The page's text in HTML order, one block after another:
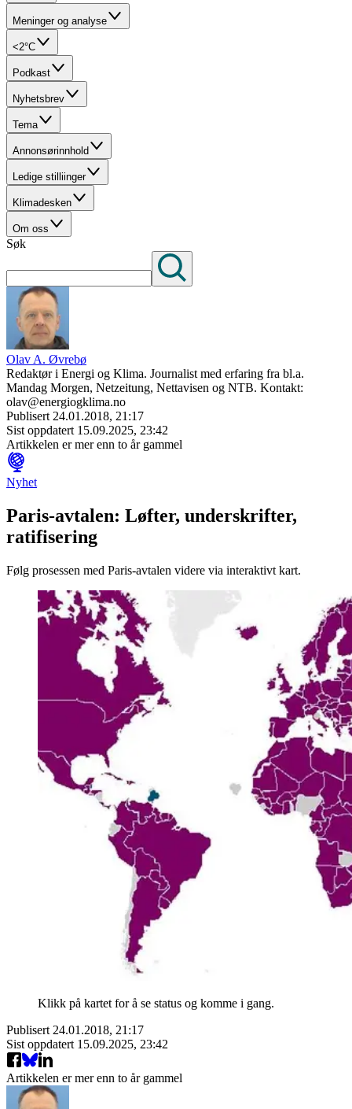
Meninger og analyse
<2°C
Podkast
Nyhetsbrev
Tema
Annonsørinnhold
Ledige stilliinger
Klimadesken
Om oss
Søk
Olav A. Øvrebø
Redaktør i Energi og Klima. Journalist med erfaring fra bl.a.
Mandag Morgen, Netzeitung, Nettavisen og NTB. Kontakt:
olav@energiogklima.no
Publisert 24.01.2018, 21:17
Sist oppdatert 15.09.2025, 23:42
Artikkelen er mer enn to år gammel
Nyhet
Paris-avtalen: Løfter, underskrifter,
ratifisering
Følg prosessen med Paris-avtalen videre via interaktivt kart.
Klikk på kartet for å se status og komme i gang.
Publisert 24.01.2018, 21:17
Sist oppdatert 15.09.2025, 23:42
Artikkelen er mer enn to år gammel